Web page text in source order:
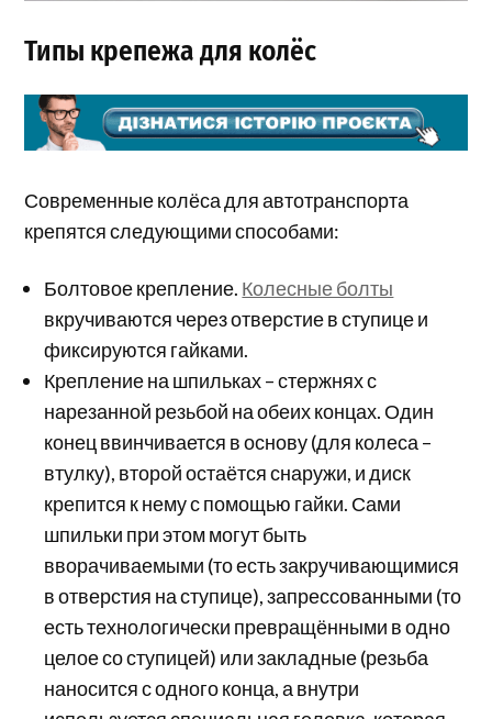
Типы крепежа для колёс
Современные колёса для автотранспорта
крепятся следующими способами:
Болтовое крепление. Колесные болты
вкручиваются через отверстие в ступице и
фиксируются гайками.
Крепление на шпильках – стержнях с
нарезанной резьбой на обеих концах. Один
конец ввинчивается в основу (для колеса –
втулку), второй остаётся снаружи, и диск
крепится к нему с помощью гайки. Сами
шпильки при этом могут быть
вворачиваемыми (то есть закручивающимися
в отверстия на ступице), запрессованными (то
есть технологически превращёнными в одно
целое со ступицей) или закладные (резьба
наносится с одного конца, а внутри